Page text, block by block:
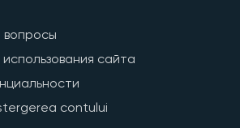
сайта
contului